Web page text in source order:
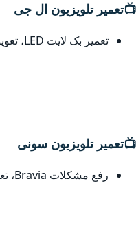
📺تعمیر تلویزیون ال جی
تعمیر بک لایت LED، تعویض پورت های معیوب
📺تعمیر تلویزیون سونی
رفع مشکلات Bravia، تعمیر سیستم صوتی